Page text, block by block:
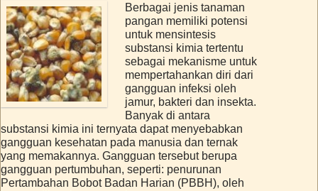
Berbagai jenis tanaman
pangan memiliki potensi
untuk mensintesis
substansi kimia tertentu
sebagai mekanisme untuk
mempertahankan diri dari
gangguan infeksi oleh
jamur, bakteri dan insekta.
Banyak di antara
substansi kimia ini ternyata dapat menyebabkan
gangguan kesehatan pada manusia dan ternak
yang memakannya. Gangguan tersebut berupa
gangguan pertumbuhan, seperti: penurunan
Pertambahan Bobot Badan Harian (PBBH), oleh